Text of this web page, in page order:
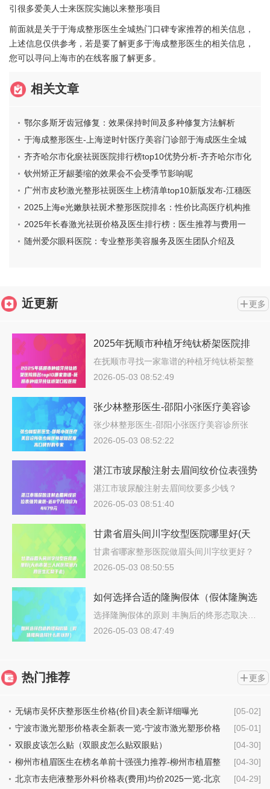
引很多爱美人士来医院实施以来整形项目
前面就是关于于海成整形医生全城热门口碑专家推荐的相关信息，
上述信息仅供参考，若是要了解更多于海成整形医生的相关信息，
您可以寻问上海市的在线客服了解更多。
相关文章
鄂尔多斯牙齿冠修复：效果保持时间及多种修复方法解析
于海成整形医生-上海逆时针医疗美容门诊部于海成医生全城
热门口碑专家推荐
齐齐哈尔市化瘀祛斑医院排行榜top10优势分析-齐齐哈尔市化
瘀祛斑整形医院
钦州矫正牙龈萎缩的效果会不会受季节影响呢
广州市皮秒激光整形祛斑医生上榜清单top10新版发布-江穗医
生网友口碑推荐_值得收藏
2025上海e光嫩肤祛斑术整形医院排名：性价比高医疗机构推
荐
2025年长春激光祛斑价格及医生排行榜：医生推荐与费用一
览
随州爱尔眼科医院：专业整形美容服务及医生团队介绍及
近更新 更多
2025年抚顺市种植牙纯钛桥架医院排
名top10哪家靠谱-抚顺市种植牙纯钛桥
架口腔医院
在抚顺市寻找一家靠谱的种植牙纯钛桥架整
形…
2026-05-03 08:52:49
张少林整形医生-邵阳小张医疗美容诊
所张少林医师是知名度高口碑好的专家
张少林整形医生-邵阳小张医疗美容诊所张
少…
2026-05-03 08:52:22
湛江市玻尿酸注射去眉间纹价位表强势
来袭-近8个月均价为4479元
湛江市玻尿酸注射去眉间纹要多少钱？
202…
2026-05-03 08:51:40
甘肃省眉头间川字纹型医院哪里好(天
水市第三人民医院潜力股医生汇聚于
此)
甘肃省哪家整形医院做眉头间川字纹更好？
说…
2026-05-03 08:50:55
如何选择合适的隆胸假体（假体隆胸选
择什么形状好）
选择隆胸假体的原则 丰胸后的终形态取决…
2026-05-03 08:47:49
热门推荐 更多
[05-02]
无锡市吴怀庆整形医生价格(价目)表全新详细曝光
[05-01]
宁波市激光塑形价格表全新表一览-宁波市激光塑形价格
行情
[04-30]
双眼皮该怎么贴（双眼皮怎么贴双眼贴）
[04-30]
柳州市植眉医生在榜名单前十强强力推荐-柳州市植眉整
形医生
[04-29]
北京市去疤液整形外科价格表(费用)均价2025一览-北京